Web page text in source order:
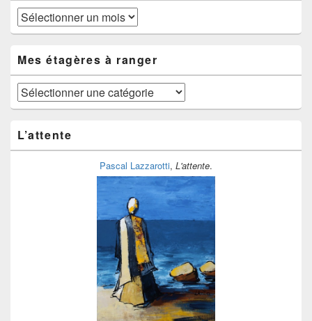
Au
fil
temps
Mes étagères à ranger
Mes
étagères
ranger
L’attente
Pascal Lazzarotti, L'attente.